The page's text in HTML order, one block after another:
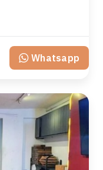
Whatsapp